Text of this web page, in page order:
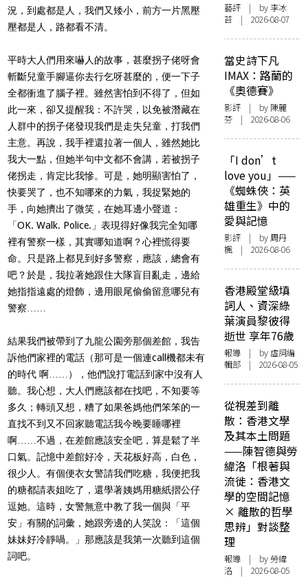
況，到處都是人，我們又矮小，前方一片黑壓
壓都是人，路都看不清。
平時大人們用來嚇人的故事，甚麼拐子佬呀會
斬斷兒童手腳逼你去行乞呀甚麼的，便一下子
全都衝進了腦子裡。雖然害怕到不得了，但如
此一來，卻又提醒我：不許哭，以免被潛藏在
人群中的拐子佬發現我們是走失兒童，打我們
主意。再說，我手裡還拉著一個人，雖然她比
我大一點，但她半句中文都不會講，若被拐子
佬拐走，肯定比我慘。可是，她明顯害怕了，
快要哭了，也不知哪來的力氣，我捉緊她的
手，向她擠出了微笑，在她耳邊小聲道：
「OK. Walk. Police.」表現得好像我完全知哪
裡有警察一樣，其實哪知道啊？心裡慌得要
命。只是路上都見到好多警察，應該，總會有
吧？於是，我拉著她跟住大隊盲目亂走，邊給
她指指遠處的燈飾，邊用眼尾偷偷留意哪兒有
警察……
結果我們被帶到了九龍公園旁那個差館，我告
訴他們家裡的電話（那可是一個連call機都未有
的時代 啊……），他們說打電話到家中沒有人
聽。我心想，大人們應該都在找吧，不知要等
多久；轉頭又想，糟了如果爸媽他們笨笨的一
直找不到又不回家聽電話我今晚要睡哪裡
啊……不過，在差館應該安全吧，算是鬆了半
口氣。記憶中差館好冷，天花板好高，白色，
很少人。有個便衣女警請我們吃糖，我便把我
的糖都請表姐吃了，還學著姨媽用糖紙摺公仔
逗她。這時，女警無意中教了我一個與「平
安」有關的詞彙，她跟旁邊的人笑說：「這個
妹妹好冷靜喎。」那應該是我第一次聽到這個
詞吧。
藝評 | by 李冰
苔 | 2026-08-07
當史詩下凡
IMAX：路蘭的
《奧德賽》
影評 | by 陳麗
芬 | 2026-08-06
「I don’t
love you」——
《蜘蛛俠：英
雄重生》中的
愛與記憶
影評 | by周丹
楓 | 2026-08-06
香港殿堂級填
詞人、資深綠
葉演員黎彼得
逝世 享年76歲
報導 | by 虛詞編
輯部 | 2026-08-05
從視差到離
散：香港文學
及其本土問題
——陳智德與勞
緯洛「根著與
流徙：香港文
學的空間記憶
× 離散的哲學
思辨」對談整
理
報導 | by 勞緯
洛 | 2026-08-05